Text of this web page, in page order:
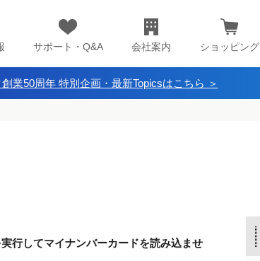
サポート・Q&A 会社案内 ショッピング
業50周年 特別企画・最新Topicsはこちら ＞
行してマイナンバーカードを読み込ませ